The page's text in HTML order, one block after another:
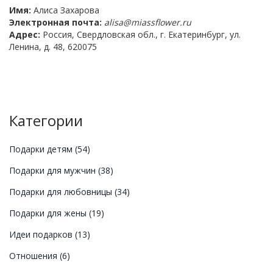
Имя: Алиса Захарова
Электронная почта: alisa@miassflower.ru
Адрес: Россия, Свердловская обл., г. Екатеринбург, ул.
Ленина, д. 48, 620075
Категории
Подарки детям (54)
Подарки для мужчин (38)
Подарки для любовницы (34)
Подарки для жены (19)
Идеи подарков (13)
Отношения (6)